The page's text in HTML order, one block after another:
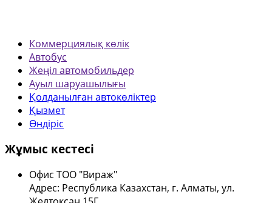
Коммерциялық көлік
Автобус
Жеңіл автомобильдер
Ауыл шаруашылығы
Қолданылған автокөліктер
Қызмет
Өндіріс
Жұмыс кестесі
Офис ТОО "Вираж"
Адрес: Республика Казахстан, г. Алматы, ул.